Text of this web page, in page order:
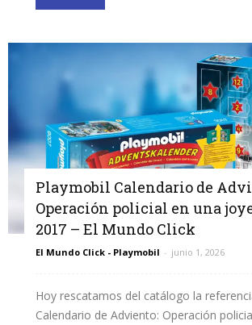
Playmobil Calendario de
Operación policial en una
2017 – El Mundo Click
El Mundo Click - Playmobil - junio 1, 2026
Hoy rescatamos del catálogo la
Calendario de Adviento: Operación